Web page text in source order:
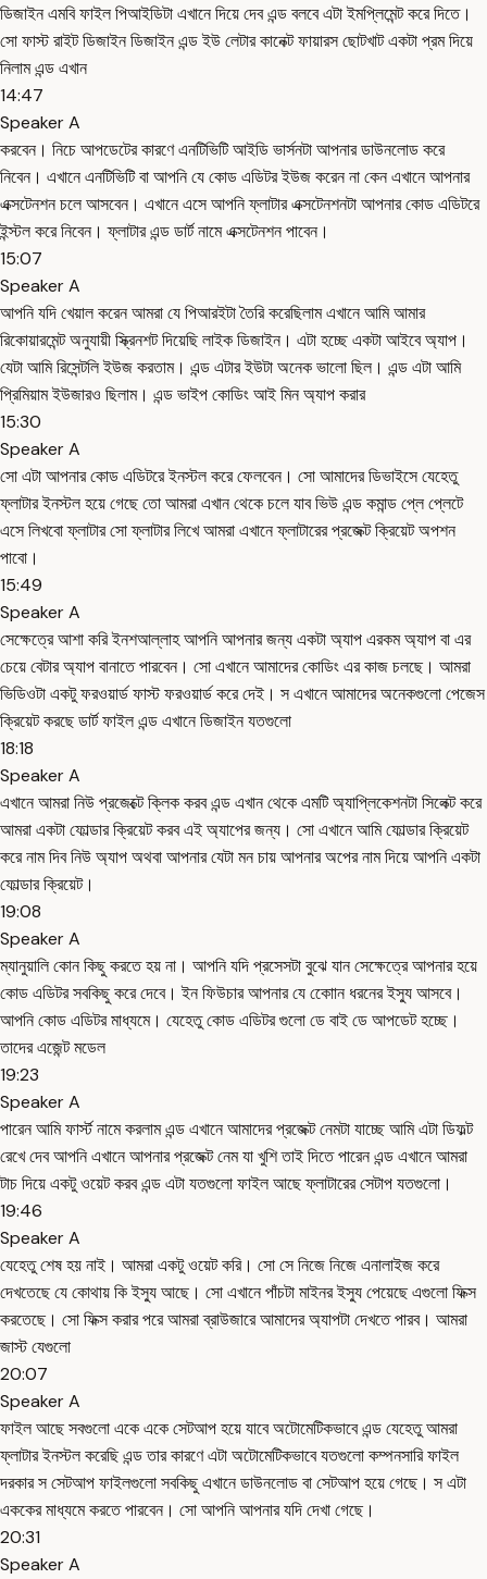
ডিজাইন এমবি ফাইল পিআইডিটা এখানে দিয়ে দেব এন্ড বলবে এটা ইমপ্লিমেন্ট করে দিতে।
সো ফাস্ট রাইট ডিজাইন ডিজাইন এন্ড ইউ লেটার কানেক্ট ফায়ারস ছোটখাট একটা প্রম দিয়ে
নিলাম এন্ড এখান
14:47
Speaker A
করবেন। নিচে আপডেটের কারণে এনটিভিটি আইডি ভার্সনটা আপনার ডাউনলোড করে
নিবেন। এখানে এনটিভিটি বা আপনি যে কোড এডিটর ইউজ করেন না কেন এখানে আপনার
এক্সটেনশন চলে আসবেন। এখানে এসে আপনি ফ্লাটার এক্সটেনশনটা আপনার কোড এডিটরে
ইন্স্টল করে নিবেন। ফ্লাটার এন্ড ডার্ট নামে এক্সটেনশন পাবেন।
15:07
Speaker A
আপনি যদি খেয়াল করেন আমরা যে পিআরইটা তৈরি করেছিলাম এখানে আমি আমার
রিকোয়ারমেন্ট অনুযায়ী স্ক্রিনশট দিয়েছি লাইক ডিজাইন। এটা হচ্ছে একটা আইবে অ্যাপ।
যেটা আমি রিসেন্টলি ইউজ করতাম। এন্ড এটার ইউটা অনেক ভালো ছিল। এন্ড এটা আমি
প্রিমিয়াম ইউজারও ছিলাম। এন্ড ভাইপ কোডিং আই মিন অ্যাপ করার
15:30
Speaker A
সো এটা আপনার কোড এডিটরে ইনস্টল করে ফেলবেন। সো আমাদের ডিভাইসে যেহেতু
ফ্লাটার ইনস্টল হয়ে গেছে তো আমরা এখান থেকে চলে যাব ভিউ এন্ড কমান্ড প্লে প্লেটে
এসে লিখবো ফ্লাটার সো ফ্লাটার লিখে আমরা এখানে ফ্লাটারের প্রজেক্ট ক্রিয়েট অপশন
পাবো।
15:49
Speaker A
সেক্ষেত্রে আশা করি ইনশআল্লাহ আপনি আপনার জন্য একটা অ্যাপ এরকম অ্যাপ বা এর
চেয়ে বেটার অ্যাপ বানাতে পারবেন। সো এখানে আমাদের কোডিং এর কাজ চলছে। আমরা
ভিডিওটা একটু ফরওয়ার্ড ফাস্ট ফরওয়ার্ড করে দেই। স এখানে আমাদের অনেকগুলো পেজেস
ক্রিয়েট করছে ডার্ট ফাইল এন্ড এখানে ডিজাইন যতগুলো
18:18
Speaker A
এখানে আমরা নিউ প্রজেক্টে ক্লিক করব এন্ড এখান থেকে এমটি অ্যাপ্লিকেশনটা সিলেক্ট করে
আমরা একটা ফোল্ডার ক্রিয়েট করব এই অ্যাপের জন্য। সো এখানে আমি ফোল্ডার ক্রিয়েট
করে নাম দিব নিউ অ্যাপ অথবা আপনার যেটা মন চায় আপনার অপের নাম দিয়ে আপনি একটা
ফোল্ডার ক্রিয়েট।
19:08
Speaker A
ম্যানুয়ালি কোন কিছু করতে হয় না। আপনি যদি প্রসেসটা বুঝে যান সেক্ষেত্রে আপনার হয়ে
কোড এডিটর সবকিছু করে দেবে। ইন ফিউচার আপনার যে কোোন ধরনের ইস্যু আসবে।
আপনি কোড এডিটর মাধ্যমে। যেহেতু কোড এডিটর গুলো ডে বাই ডে আপডেট হচ্ছে।
তাদের এজেন্ট মডেল
19:23
Speaker A
পারেন আমি ফার্স্ট নামে করলাম এন্ড এখানে আমাদের প্রজেক্ট নেমটা যাচ্ছে আমি এটা ডিফল্ট
রেখে দেব আপনি এখানে আপনার প্রজেক্ট নেম যা খুশি তাই দিতে পারেন এন্ড এখানে আমরা
টাচ দিয়ে একটু ওয়েট করব এন্ড এটা যতগুলো ফাইল আছে ফ্লাটারের সেটাপ যতগুলো।
19:46
Speaker A
যেহেতু শেষ হয় নাই। আমরা একটু ওয়েট করি। সো সে নিজে নিজে এনালাইজ করে
দেখতেছে যে কোথায় কি ইস্যু আছে। সো এখানে পাঁচটা মাইনর ইস্যু পেয়েছে এগুলো ফিক্স
করতেছে। সো ফিক্স করার পরে আমরা ব্রাউজারে আমাদের অ্যাপটা দেখতে পারব। আমরা
জাস্ট যেগুলো
20:07
Speaker A
ফাইল আছে সবগুলো একে একে সেটআপ হয়ে যাবে অটোমেটিকভাবে এন্ড যেহেতু আমরা
ফ্লাটার ইনস্টল করেছি এন্ড তার কারণে এটা অটোমেটিকভাবে যতগুলো কম্পনসারি ফাইল
দরকার স সেটআপ ফাইলগুলো সবকিছু এখানে ডাউনলোড বা সেটআপ হয়ে গেছে। স এটা
এককের মাধ্যমে করতে পারবেন। সো আপনি আপনার যদি দেখা গেছে।
20:31
Speaker A